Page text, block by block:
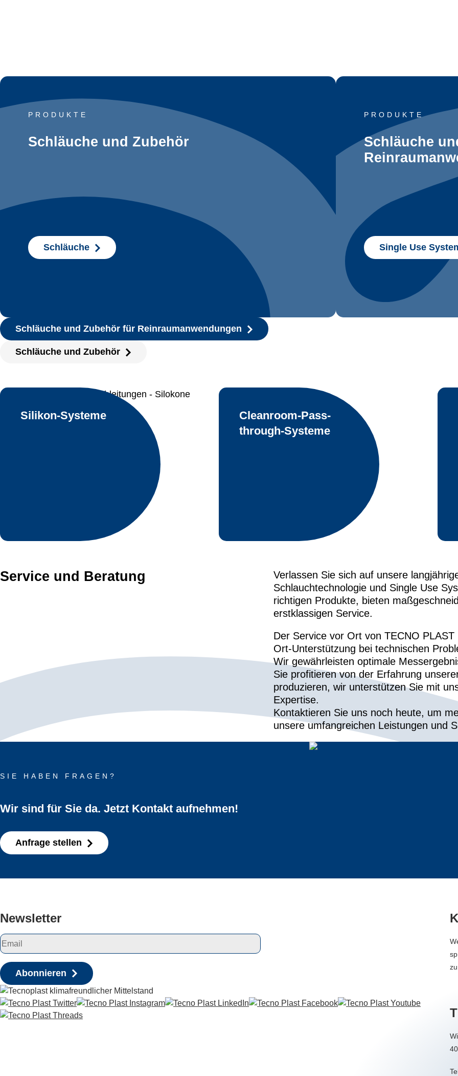
PRODUKTE
Schläuche und Zubehör
Schläuche
PRODUKTE
Schläuche
Single Use
Schläuche und Zubehör für Reinraumanwendungen
Schläuche und Zubehör
Silikon-Systeme
Cleanroom-Pass-
through-Systeme
Service und Beratung
Verlassen Sie sich auf unsere
Schlauchtechnologie und Single Use
richtigen Produkte, bieten
erstklassigen Service.
Der Service vor Ort von TECNO
Ort-Unterstützung bei technischen
Wir gewährleisten optimale
Sie profitieren von der Erfahrung
produzieren, wir unterstützen Sie mit
Expertise.
Kontaktieren Sie uns noch heute, um
unsere umfangreichen Leistungen und
SIE HABEN FRAGEN?
Wir sind für Sie da. Jetzt Kontakt aufnehmen!
Anfrage stellen
Newsletter
Abonnieren